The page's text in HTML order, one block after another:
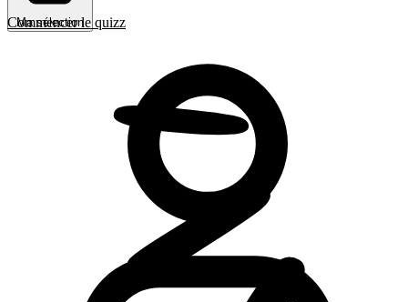
Ma sélection
Commencer le quizz